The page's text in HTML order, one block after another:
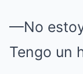
—No
Tengo un